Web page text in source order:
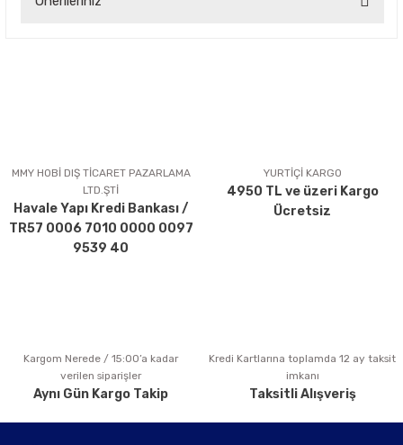
Ürün açıklamasında eksik bilgiler bulunuyor.
Ürün bilgilerinde hatalar bulunuyor.
Ürün fiyatı diğer sitelerden daha pahalı.
Bu ürüne benzer farklı alternatifler olmalı.
Gönder
MMY HOBİ DIŞ TİCARET PAZARLAMA
LTD.ŞTİ
Havale Yapı Kredi Bankası /
TR57 0006 7010 0000 0097
9539 40
YURTİÇİ KARGO
4950 TL ve üzeri Kargo
Ücretsiz
Kargom Nerede / 15:00’a kadar
verilen siparişler
Aynı Gün Kargo Takip
Kredi Kartlarına toplamda 12 ay taksit
imkanı
Taksitli Alışveriş